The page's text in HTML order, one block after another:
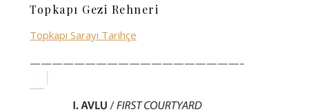
Topkapı Gezi Rehneri
Topkapı Sarayı Tarihçe
———————————————————–